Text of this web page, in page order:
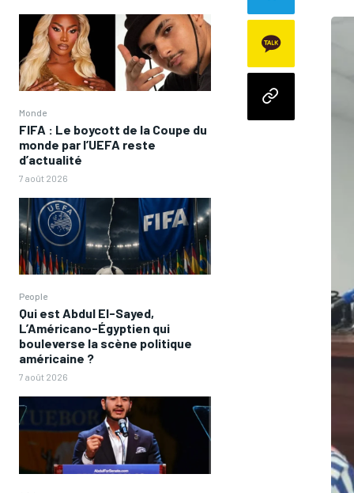
Monde
FIFA : Le boycott de la Coupe du
monde par l’UEFA reste
d’actualité
7 août 2026
People
Qui est Abdul El-Sayed,
L’Américano-Égyptien qui
bouleverse la scène politique
américaine ?
7 août 2026